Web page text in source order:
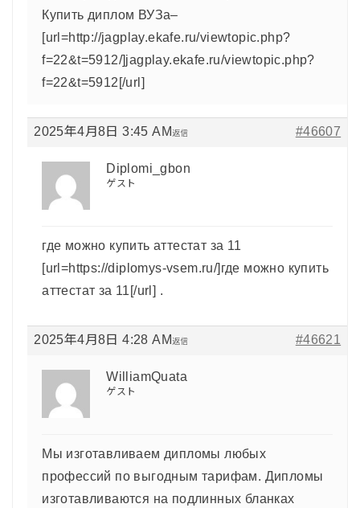
Купить диплом ВУЗа–
[url=http://jagplay.ekafe.ru/viewtopic.php?
f=22&t=5912/]jagplay.ekafe.ru/viewtopic.php?
f=22&t=5912[/url]
2025年4月8日 3:45 AM #46607
返信
Diplomi_gbon
ゲスト
где можно купить аттестат за 11
[url=https://diplomys-vsem.ru/]где можно купить
аттестат за 11[/url] .
2025年4月8日 4:28 AM #46621
返信
WilliamQuata
ゲスト
Мы изготавливаем дипломы любых
профессий по выгодным тарифам. Дипломы
изготавливаются на подлинных бланках